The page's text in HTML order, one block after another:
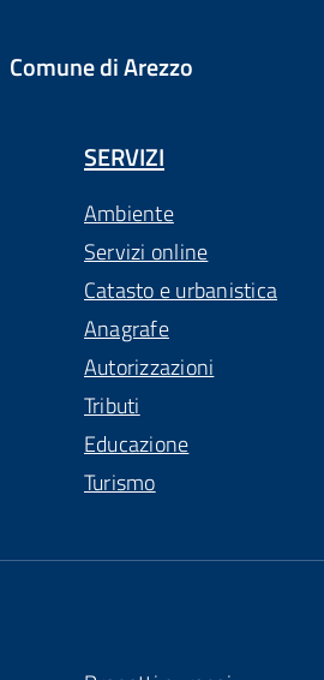
Comune di Arezzo
SERVIZI
Ambiente
Servizi online
Catasto e urbanistica
Anagrafe
Autorizzazioni
Tributi
Educazione
Turismo